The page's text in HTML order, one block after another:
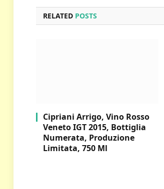
RELATED POSTS
Cipriani Arrigo, Vino Rosso
Veneto IGT 2015, Bottiglia
Numerata, Produzione
Limitata, 750 Ml